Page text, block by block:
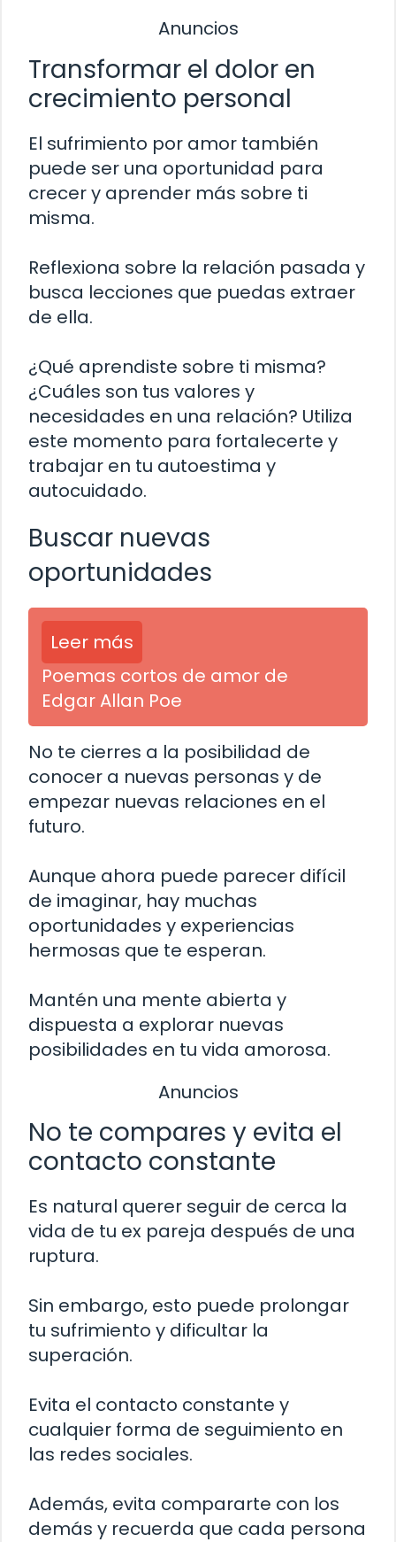
Anuncios
Transformar el dolor en
crecimiento personal
El sufrimiento por amor también
puede ser una oportunidad para
crecer y aprender más sobre ti
misma.
Reflexiona sobre la relación pasada y
busca lecciones que puedas extraer
de ella.
¿Qué aprendiste sobre ti misma?
¿Cuáles son tus valores y
necesidades en una relación? Utiliza
este momento para fortalecerte y
trabajar en tu autoestima y
autocuidado.
Buscar nuevas
oportunidades
Leer más
Poemas cortos de amor de
Edgar Allan Poe
No te cierres a la posibilidad de
conocer a nuevas personas y de
empezar nuevas relaciones en el
futuro.
Aunque ahora puede parecer difícil
de imaginar, hay muchas
oportunidades y experiencias
hermosas que te esperan.
Mantén una mente abierta y
dispuesta a explorar nuevas
posibilidades en tu vida amorosa.
Anuncios
No te compares y evita el
contacto constante
Es natural querer seguir de cerca la
vida de tu ex pareja después de una
ruptura.
Sin embargo, esto puede prolongar
tu sufrimiento y dificultar la
superación.
Evita el contacto constante y
cualquier forma de seguimiento en
las redes sociales.
Además, evita compararte con los
demás y recuerda que cada persona